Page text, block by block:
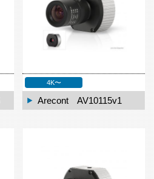
4K〜
Arecont AV10115v1